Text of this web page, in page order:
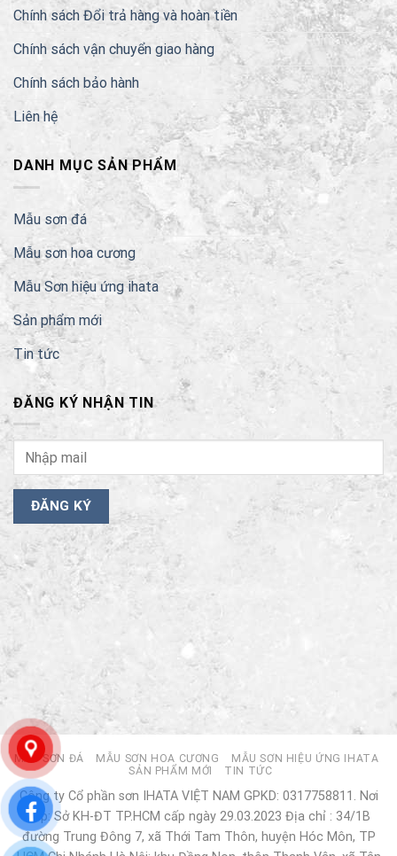
Chính sách Đổi trả hàng và hoàn tiền
Chính sách vận chuyển giao hàng
Chính sách bảo hành
Liên hệ
DANH MỤC SẢN PHẨM
Mẫu sơn đá
Mẫu sơn hoa cương
Mẫu Sơn hiệu ứng ihata
Sản phẩm mới
Tin tức
ĐĂNG KÝ NHẬN TIN
MẪU SƠN ĐÁ MẪU SƠN HOA CƯƠNG
MẪU SƠN HIỆU ỨNG IHATA
SẢN PHẨM MỚI
TIN TỨC
Công ty Cổ phần sơn IHATA VIỆT NAM GPKD: 0317758811. Nơi
cấp: Sở KH-ĐT TP.HCM cấp ngày 29.03.2023 Địa chỉ : 34/1B
đường Trung Đông 7, xã Thới Tam Thôn, huyện Hóc Môn, TP